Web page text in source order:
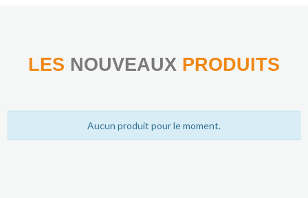
LES NOUVEAUX PRODUITS
Aucun produit pour le moment.